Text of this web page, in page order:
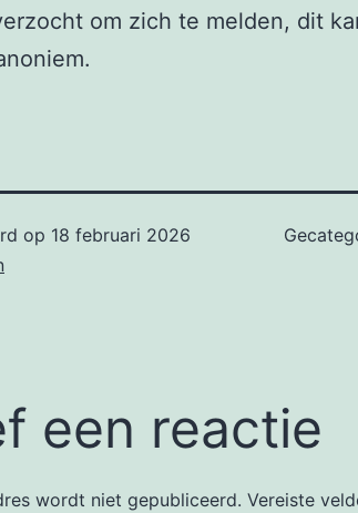
om zich te melden, dit
op 18 februari 2026
een reactie
wordt niet gepubliceerd. Vereiste